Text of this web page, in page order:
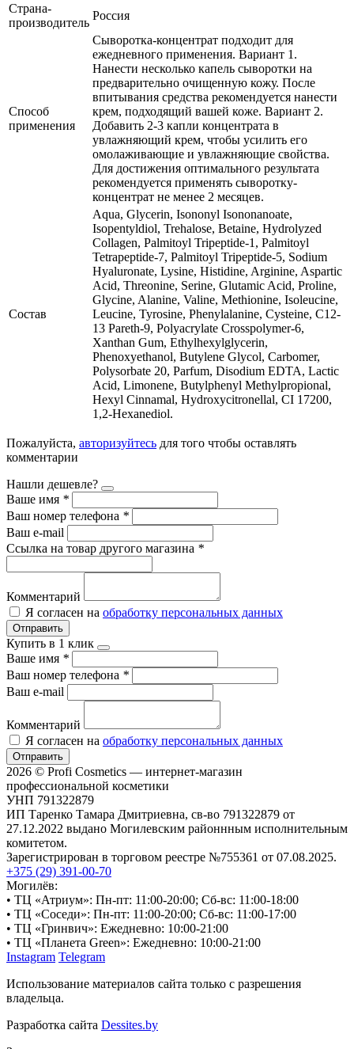
Страна-
производитель
Россия
Способ
применения
Сыворотка-концентрат подходит для
ежедневного применения. Вариант 1.
Нанести несколько капель сыворотки на
предварительно очищенную кожу. После
впитывания средства рекомендуется нанести
крем, подходящий вашей коже. Вариант 2.
Добавить 2-3 капли концентрата в
увлажняющий крем, чтобы усилить его
омолаживающие и увлажняющие свойства.
Для достижения оптимального результата
рекомендуется применять сыворотку-
концентрат не менее 2 месяцев.
Состав
Aqua, Glycerin, Isononyl Isononanoate,
Isopentyldiol, Trehalose, Betaine, Hydrolyzed
Collagen, Palmitoyl Tripeptide-1, Palmitoyl
Tetrapeptide-7, Palmitoyl Tripeptide-5, Sodium
Hyaluronate, Lysine, Histidine, Arginine, Aspartic
Acid, Threonine, Serine, Glutamic Acid, Proline,
Glycine, Alanine, Valine, Methionine, Isoleucine,
Leucine, Tyrosine, Phenylalanine, Cysteine, C12-
13 Pareth-9, Polyacrylate Crosspolymer-6,
Xanthan Gum, Ethylhexylglycerin,
Phenoxyethanol, Butylene Glycol, Carbomer,
Polysorbate 20, Parfum, Disodium EDTA, Lactic
Acid, Limonene, Butylphenyl Methylpropional,
Hexyl Cinnamal, Hydroxycitronellal, CI 17200,
1,2-Hexanediol.
Пожалуйста, авторизуйтесь для того чтобы оставлять
комментарии
Нашли дешевле?
Ваше имя *
Ваш номер телефона *
Ваш e-mail
Ссылка на товар другого магазина *
Комментарий
Я согласен на обработку персональных данных
Отправить
Купить в 1 клик
Ваше имя *
Ваш номер телефона *
Ваш e-mail
Комментарий
Я согласен на обработку персональных данных
Отправить
2026 © Profi Cosmetics — интернет-магазин
профессиональной косметики
УНП 791322879
ИП Таренко Тамара Дмитриевна, св-во 791322879 от
27.12.2022 выдано Могилевским районнным исполнительным
комитетом.
Зарегистрирован в торговом реестре №755361 от 07.08.2025.
+375 (29) 391-00-70
Могилёв:
• ТЦ «Атриум»: Пн-пт: 11:00-20:00; Сб-вс: 11:00-18:00
• ТЦ «Соседи»: Пн-пт: 11:00-20:00; Сб-вс: 11:00-17:00
• ТЦ «Гринвич»: Ежедневно: 10:00-21:00
• ТЦ «Планета Green»: Ежедневно: 10:00-21:00
Instagram Telegram
Использование материалов сайта только с разрешения
владельца.
Разработка сайта Dessites.by